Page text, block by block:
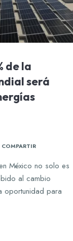
de la
será
COMPARTIR
México no solo es
al cambio
oportunidad para